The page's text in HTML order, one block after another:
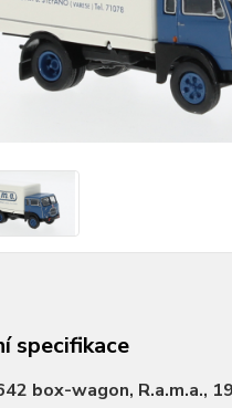
specifikace
box-wagon, R.a.m.a.,